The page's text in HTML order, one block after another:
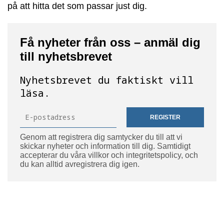
på att hitta det som passar just dig.
Få nyheter från oss – anmäl dig
till nyhetsbrevet
Nyhetsbrevet du faktiskt vill
läsa.
REGISTER
Genom att registrera dig samtycker du till att vi
skickar nyheter och information till dig. Samtidigt
accepterar du våra villkor och integritetspolicy, och
du kan alltid avregistrera dig igen.